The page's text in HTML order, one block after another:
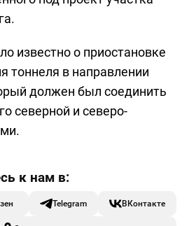
известно о приостановке
тоннеля в направлении
должен был соединить
северной и северо-
Telegram ВКонтакте